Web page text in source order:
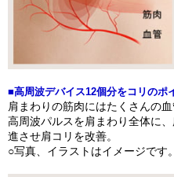
■高周波デバイス12個分をコリのポ
肩まわりの筋肉にはたくさんの血
高周波パルスを肩まわり全体に
進させ肩コリを改善。
○写真、イラストはイメージです。